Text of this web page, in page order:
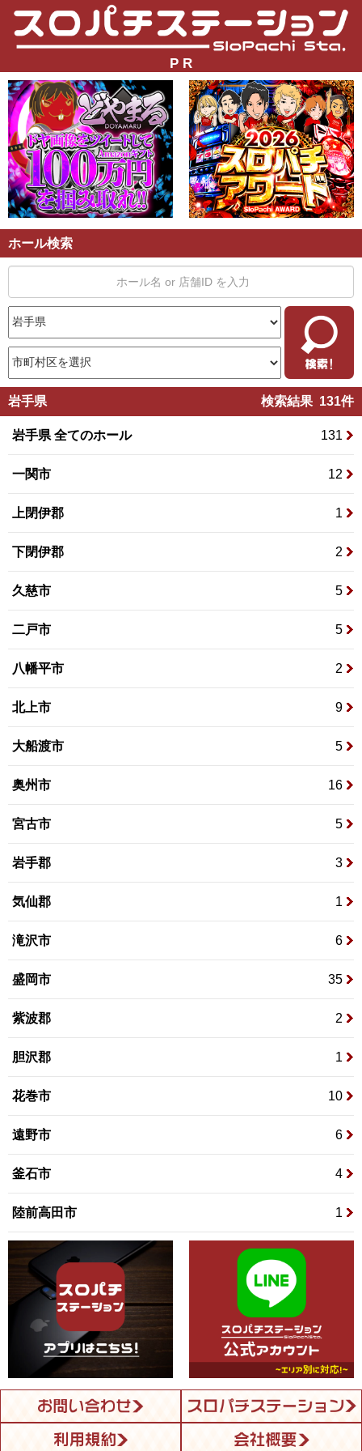
P R
ホール検索
岩手県 検索結果 131件
岩手県 全てのホール 131
一関市 12
上閉伊郡 1
下閉伊郡 2
久慈市 5
二戸市 5
八幡平市 2
北上市 9
大船渡市 5
奥州市 16
宮古市 5
岩手郡 3
気仙郡 1
滝沢市 6
盛岡市 35
紫波郡 2
胆沢郡 1
花巻市 10
遠野市 6
釜石市 4
陸前高田市 1